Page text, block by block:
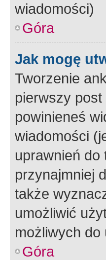
wiadomości)
Góra
Jak mogę
Tworzenie
pierwszy
powinieneś
wiadomości
uprawnień do
przynajmniej
także
umożliwić
możliwych
Góra